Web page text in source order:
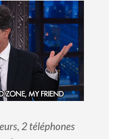
2 téléphones